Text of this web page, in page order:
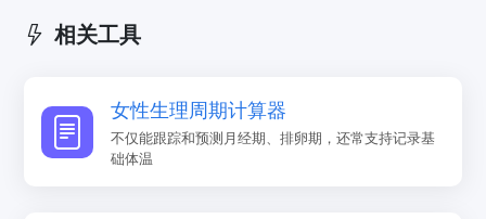
相关工具
女性生理周期计算器
不仅能跟踪和预测月经期、排卵期，还常支持记录基
础体温